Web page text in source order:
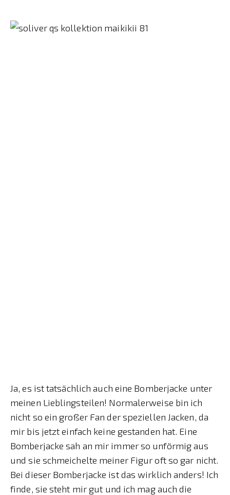
Ja, es ist tatsächlich auch eine Bomberjacke unter
meinen Lieblingsteilen! Normalerweise bin ich
nicht so ein großer Fan der speziellen Jacken, da
mir bis jetzt einfach keine gestanden hat. Eine
Bomberjacke sah an mir immer so unförmig aus
und sie schmeichelte meiner Figur oft so gar nicht.
Bei dieser Bomberjacke ist das wirklich anders! Ich
finde, sie steht mir gut und ich mag auch die